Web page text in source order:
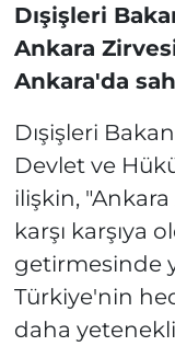
Dışişleri
Ankara
Ankara'da
Dışişleri
Devlet ve
ilişkin, "Ankara
karşı karşıya
getirmesinde
Türkiye'nin
daha